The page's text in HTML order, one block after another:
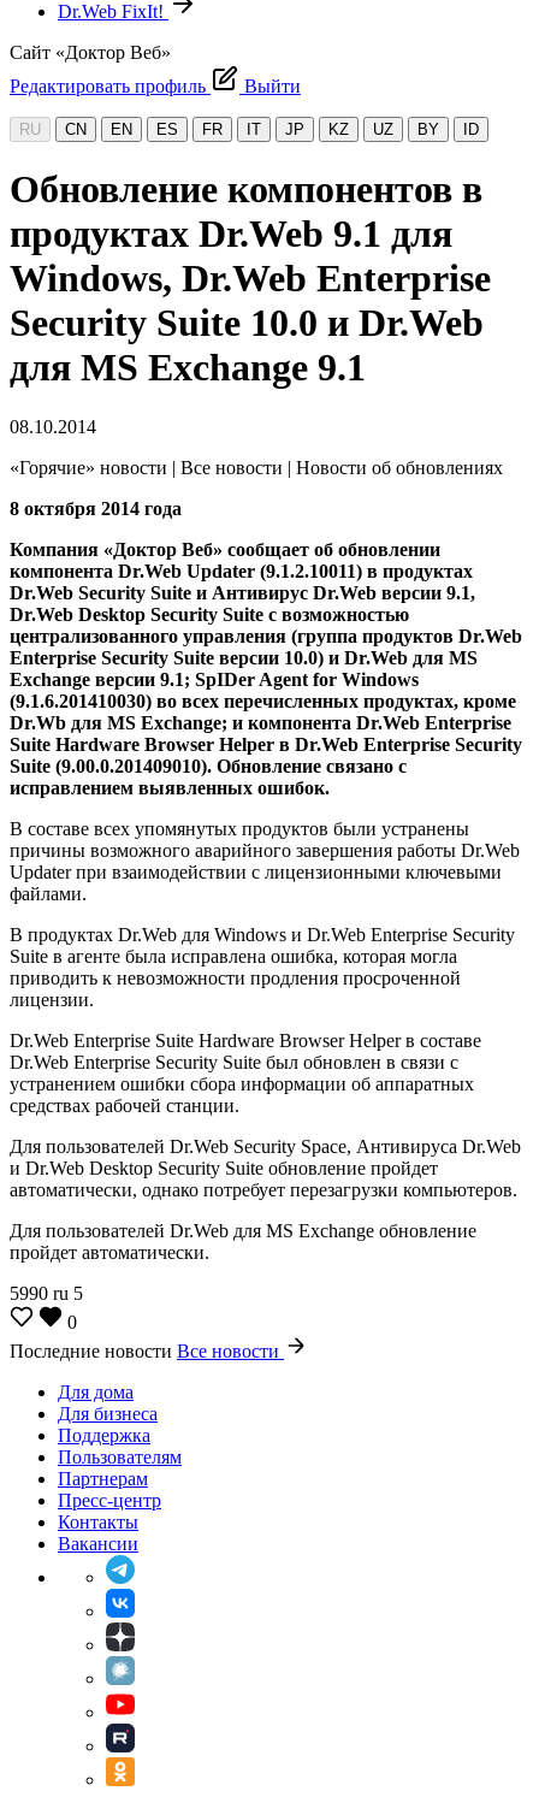
Dr.Web FixIt!
Сайт «Доктор Веб»
Редактировать профиль
Выйти
RU CN EN ES FR IT JP KZ UZ BY ID
Обновление компонентов в
продуктах Dr.Web 9.1 для
Windows, Dr.Web Enterprise
Security Suite 10.0 и Dr.Web
для MS Exchange 9.1
08.10.2014
«Горячие» новости | Все новости | Новости об обновлениях
8 октября 2014 года
Компания «Доктор Веб» сообщает об обновлении
компонента Dr.Web Updater (9.1.2.10011) в продуктах
Dr.Web Security Suite и Антивирус Dr.Web версии 9.1,
Dr.Web Desktop Security Suite с возможностью
централизованного управления (группа продуктов Dr.Web
Enterprise Security Suite версии 10.0) и Dr.Web для MS
Exchange версии 9.1; SpIDer Agent for Windows
(9.1.6.201410030) во всех перечисленных продуктах, кроме
Dr.Wb для MS Exchange; и компонента Dr.Web Enterprise
Suite Hardware Browser Helper в Dr.Web Enterprise Security
Suite (9.00.0.201409010). Обновление связано с
исправлением выявленных ошибок.
В составе всех упомянутых продуктов были устранены
причины возможного аварийного завершения работы Dr.Web
Updater при взаимодействии с лицензионными ключевыми
файлами.
В продуктах Dr.Web для Windows и Dr.Web Enterprise Security
Suite в агенте была исправлена ошибка, которая могла
приводить к невозможности продления просроченной
лицензии.
Dr.Web Enterprise Suite Hardware Browser Helper в составе
Dr.Web Enterprise Security Suite был обновлен в связи с
устранением ошибки сбора информации об аппаратных
средствах рабочей станции.
Для пользователей Dr.Web Security Space, Антивируса Dr.Web
и Dr.Web Desktop Security Suite обновление пройдет
автоматически, однако потребует перезагрузки компьютеров.
Для пользователей Dr.Web для MS Exchange обновление
пройдет автоматически.
5990 ru 5
0
Последние новости Все новости
Для дома
Для бизнеса
Поддержка
Пользователям
Партнерам
Пресс-центр
Контакты
Вакансии